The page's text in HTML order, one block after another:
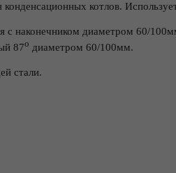
котлов.
с наконечником диаметром 60/
87о диаметром 60/100мм.
стали.